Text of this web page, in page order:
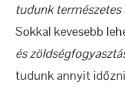
tudunk
Sokkal kevesebb
és
tudunk annyit